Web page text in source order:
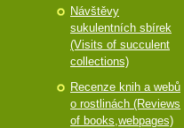
Návštěvy
sukulentních sbírek
(Visits of succulent
collections)
Recenze knih a webů
o rostlinách (Reviews
of books,webpages)